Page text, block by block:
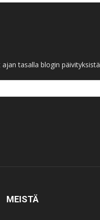
tasalla blogin päivityksistä
MEISTÄ